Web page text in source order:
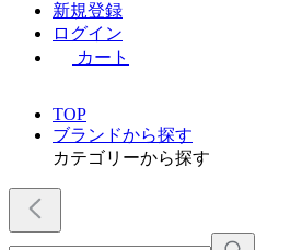
新規登録
ログイン
カート
TOP
ブランドから探す
カテゴリーから探す